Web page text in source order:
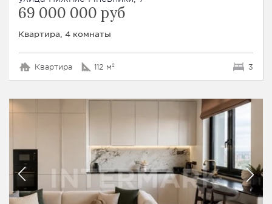
69 000 000 руб
Квартира, 4 комнаты
Квартира 112 м² 3